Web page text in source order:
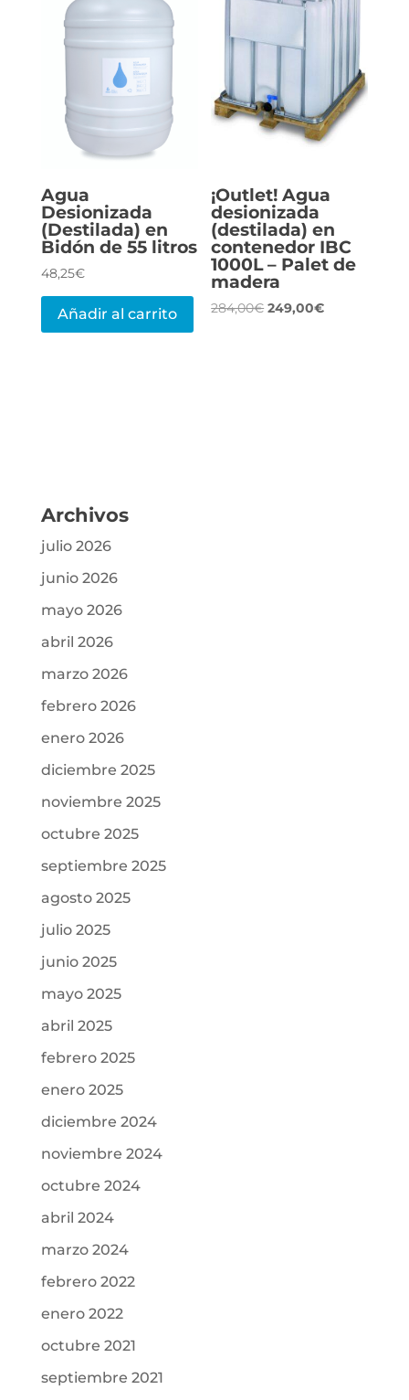
Agua
Desionizada
(Destilada) en
Bidón de 55 litros
48,25€
Añadir al carrito
¡Outlet! Agua
desionizada
(destilada) en
contenedor IBC
1000L – Palet de
madera
284,00€ El
249,00€El
Archivos
julio 2026
junio 2026
mayo 2026
abril 2026
marzo 2026
febrero 2026
enero 2026
diciembre 2025
noviembre 2025
octubre 2025
septiembre 2025
agosto 2025
julio 2025
junio 2025
mayo 2025
abril 2025
febrero 2025
enero 2025
diciembre 2024
noviembre 2024
octubre 2024
abril 2024
marzo 2024
febrero 2022
enero 2022
octubre 2021
septiembre 2021